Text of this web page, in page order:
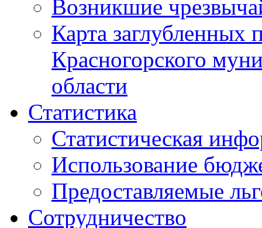
Возникшие
Карта
Красногорского
области
Статистика
Статистическая
Использование
Предоставляемые
Сотрудничество